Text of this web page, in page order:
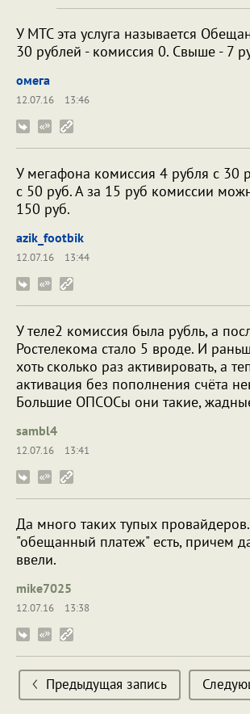
У МТС эта услуга называется
30 рублей - комиссия 0. Свыше - 7
омега
12.07.16
13:46
У мегафона комиссия 4 рубля с 30
с 50 руб. А за 15 руб комиссии
150 руб.
azik_footbik
12.07.16
13:44
У теле2 комиссия была рубль, а
Ростелекома стало 5 вроде. И
хоть сколько раз активировать, а
активация без пополнения счёта
Большие ОПСОСы они такие,
sambl4
12.07.16
13:41
Да много таких тупых
"обещанный платеж" есть, причем
ввели.
mike7025
12.07.16
13:38
Предыдущая запись